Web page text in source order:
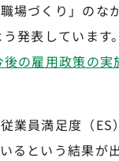
場づくり」のな
発表しています。
後の雇用政策の
業員満足度（
るという結果が出